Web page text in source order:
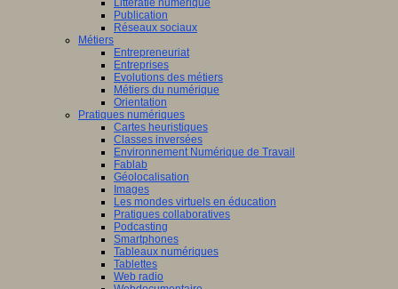
Littératie numérique
Publication
Réseaux sociaux
Métiers
Entrepreneuriat
Entreprises
Evolutions des métiers
Métiers du numérique
Orientation
Pratiques numériques
Cartes heuristiques
Classes inversées
Environnement Numérique de Travail
Fablab
Géolocalisation
Images
Les mondes virtuels en éducation
Pratiques collaboratives
Podcasting
Smartphones
Tableaux numériques
Tablettes
Web radio